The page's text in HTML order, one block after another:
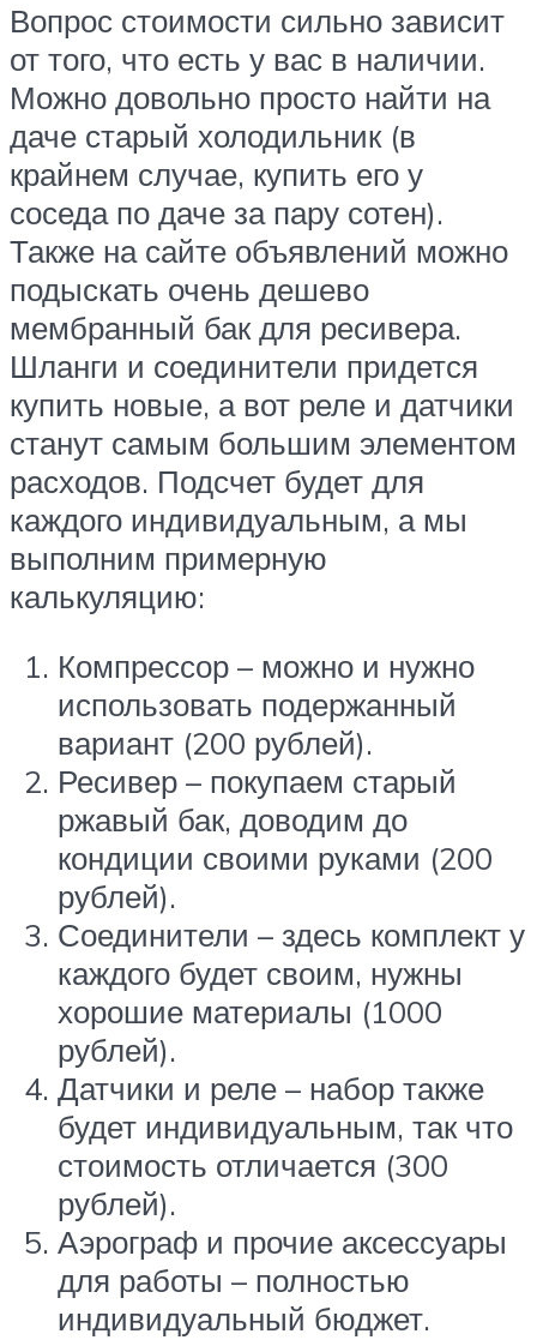
Вопрос стоимости сильно зависит
от того, что есть у вас в наличии.
Можно довольно просто найти на
даче старый холодильник (в
крайнем случае, купить его у
соседа по даче за пару сотен).
Также на сайте объявлений можно
подыскать очень дешево
мембранный бак для ресивера.
Шланги и соединители придется
купить новые, а вот реле и датчики
станут самым большим элементом
расходов. Подсчет будет для
каждого индивидуальным, а мы
выполним примерную
калькуляцию:
Компрессор – можно и нужно
использовать подержанный
вариант (200 рублей).
Ресивер – покупаем старый
ржавый бак, доводим до
кондиции своими руками (200
рублей).
Соединители – здесь комплект у
каждого будет своим, нужны
хорошие материалы (1000
рублей).
Датчики и реле – набор также
будет индивидуальным, так что
стоимость отличается (300
рублей).
Аэрограф и прочие аксессуары
для работы – полностью
индивидуальный бюджет.